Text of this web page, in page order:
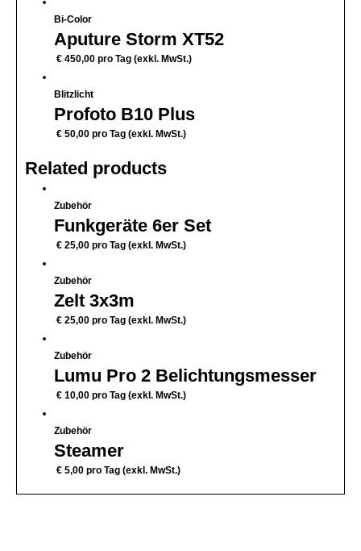
Bi-Color
Aputure Storm XT52
€ 450,00 pro Tag (exkl. MwSt.)
Blitzlicht
Profoto B10 Plus
€ 50,00 pro Tag (exkl. MwSt.)
Related products
Zubehör
Funkgeräte 6er Set
€ 25,00 pro Tag (exkl. MwSt.)
Zubehör
Zelt 3x3m
€ 25,00 pro Tag (exkl. MwSt.)
Zubehör
Lumu Pro 2 Belichtungsmesser
€ 10,00 pro Tag (exkl. MwSt.)
Zubehör
Steamer
€ 5,00 pro Tag (exkl. MwSt.)